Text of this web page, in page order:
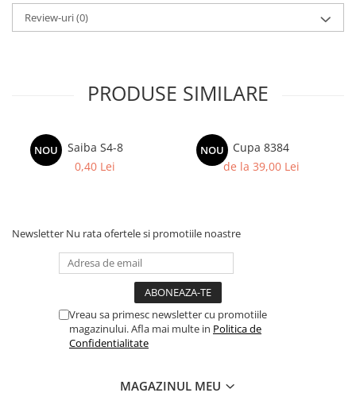
Tematica Tricolor
Alte categorii
Review-uri(0)
PRODUSE SIMILARE
NOU
Saiba S4-8
0,40 Lei
NOU
Cupa 8384
de la 39,00 Lei
Newsletter Nu rata ofertele si promotiile noastre
Vreau sa primesc newsletter cu promotiile
magazinului. Afla mai multe in Politica de
Confidentialitate
MAGAZINUL MEU